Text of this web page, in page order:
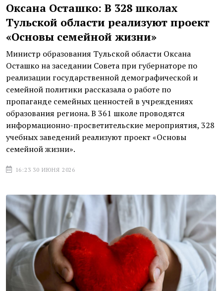
Оксана Осташко: В 328 школах
Тульской области реализуют проект
«Основы семейной жизни»
Министр образования Тульской области Оксана
Осташко на заседании Совета при губернаторе по
реализации государственной демографической и
семейной политики рассказала о работе по
пропаганде семейных ценностей в учреждениях
образования региона. В 361 школе проводятся
информационно-просветительские мероприятия, 328
учебных заведений реализуют проект «Основы
семейной жизни».
16:23 30 ИЮНЯ 2026